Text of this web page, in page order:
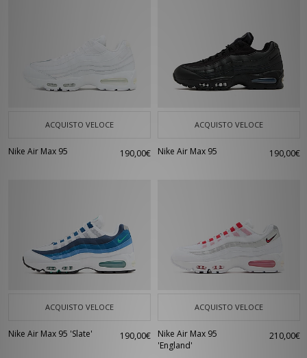
ACQUISTO VELOCE
Nike Air Max 95 190,00€
ACQUISTO VELOCE
Nike Air Max 95 190,00€
ACQUISTO VELOCE
Nike Air Max 95 'Slate' 190,00€
ACQUISTO VELOCE
Nike Air Max 95
'England'
210,00€